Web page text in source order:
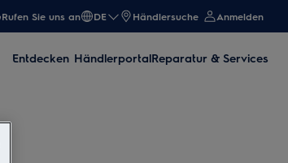
Rufen Sie uns an DE Händlersuche Anmelden
Entdecken HändlerportalReparatur & Services